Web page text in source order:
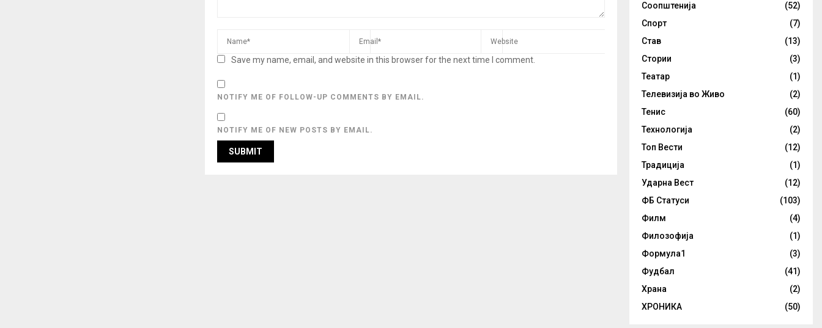
Save my name, email, and website in this browser for the next time I comment.
NOTIFY ME OF FOLLOW-UP COMMENTS BY EMAIL.
NOTIFY ME OF NEW POSTS BY EMAIL.
Соопштенија
(52)
Спорт
(7)
Став
(13)
Стории
(3)
Театар
(1)
Телевизија во Живо
(2)
Тенис
(60)
Технологија
(2)
Топ Вести
(12)
Традиција
(1)
Ударна Вест
(12)
ФБ Статуси
(103)
Филм
(4)
Филозофија
(1)
Формула1
(3)
Фудбал
(41)
Храна
(2)
ХРОНИКА
(50)